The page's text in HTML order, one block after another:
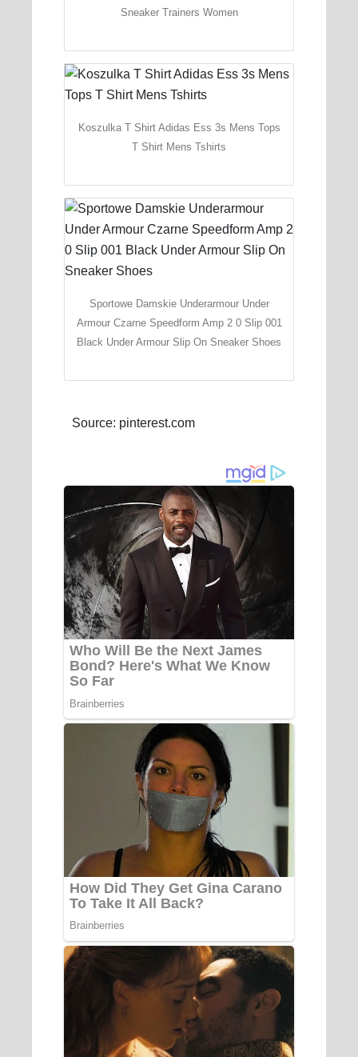
Sneaker Trainers Women
Koszulka T Shirt Adidas Ess 3s Mens Tops
T Shirt Mens Tshirts
Sportowe Damskie Underarmour Under
Armour Czarne Speedform Amp 2 0 Slip 001
Black Under Armour Slip On Sneaker Shoes
Source: pinterest.com